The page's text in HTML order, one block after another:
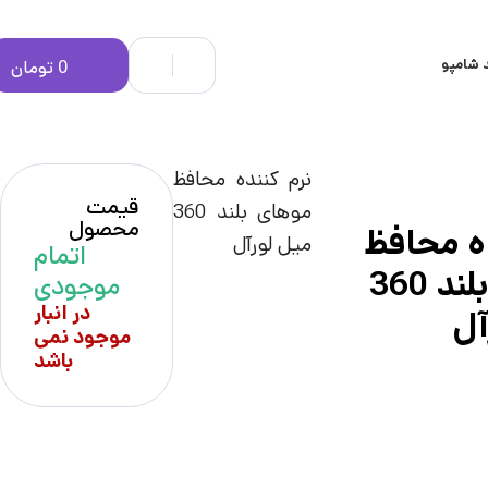
شامپو 0 تومان
محافظ
موهای بلند 360
نرم کننده محافظ
موهای بلند 360
میل لورآل
قیمت
محصول
اتمام
موجودی
در انبار
موجود نمی
باشد